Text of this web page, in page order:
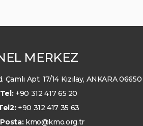
MERKEZ
Çamlı Apt. 17/14 Kızılay, ANKARA 06650
Tel: +90 312 417 65 20
+90 312 417 35 63
kmo@kmo.org.tr